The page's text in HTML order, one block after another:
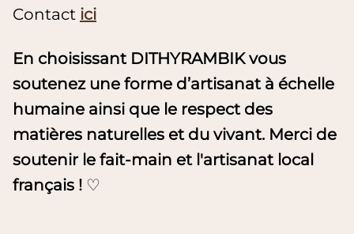
Contact ici
En choisissant DITHYRAMBIK vous
soutenez une forme d’artisanat à échelle
humaine ainsi que le respect des
matières naturelles et du vivant. Merci de
soutenir le fait-main et l'artisanat local
français ! ♡